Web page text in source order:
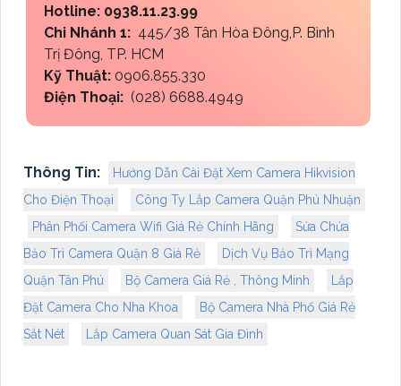
Hotline: 0938.11.23.99
Chi Nhánh 1: 445/38 Tân Hòa Đông,P. Bình
Trị Đông, TP. HCM
Kỹ Thuật: 0906.855.330
Điện Thoại: (028) 6688.4949
Thông Tin:
Hướng Dẫn Cài Đặt Xem Camera Hikvision
Cho Điện Thoại
Công Ty Lắp Camera Quận Phú Nhuận
Phân Phối Camera Wifi Giá Rẻ Chính Hãng
Sửa Chửa
Bảo Trì Camera Quận 8 Giá Rẻ
Dịch Vụ Bảo Trì Mạng
Quận Tân Phú
Bộ Camera Giá Rẻ , Thông Minh
Lắp
Đặt Camera Cho Nha Khoa
Bộ Camera Nhà Phố Giá Rẻ
Sắt Nét
Lắp Camera Quan Sát Gia Đình